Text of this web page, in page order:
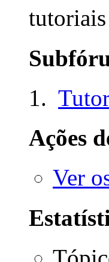
Ações
Ver